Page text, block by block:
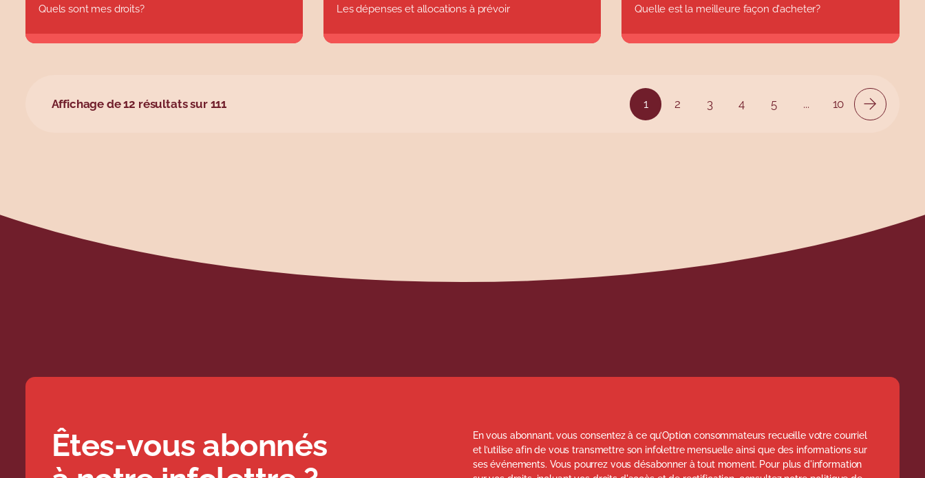
Quels sont mes droits? Les dépenses et allocations à prévoir Quelle est la meilleure façon d'acheter?
Affichage de 12 résultats sur 111 1 2 3 4 5 ... 10
Êtes-vous abonnés
En vous abonnant, vous consentez à ce qu’Option consommateurs recueille votre courriel
et l’utilise afin de vous transmettre son infolettre mensuelle ainsi que des informations sur
ses événements. Vous pourrez vous désabonner à tout moment. Pour plus d'information